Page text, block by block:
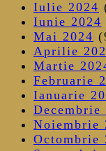
Iulie 2024
Iunie 2024
Mai 2024
Aprilie
Martie
Februarie
Ianuarie
Decembrie
Noiembrie
Octombrie